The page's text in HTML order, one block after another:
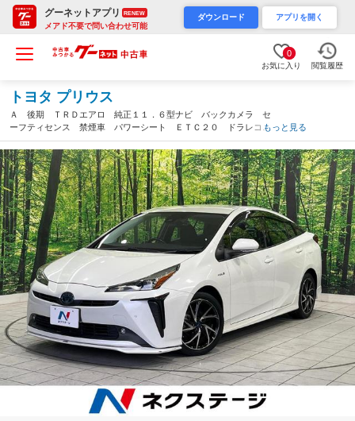
グーネットアプリ RENEW
メアド不要で問い合わせ可能
ダウンロード アプリを開く
0
お気に入り 閲覧履歴
トヨタ プリウス
Ａ 後期 ＴＲＤエアロ 純正１１．６型ナビ バックカメラ セ
ーフティセンス 禁煙車 パワーシート ＥＴＣ２０ ドラレコ
ブラインドスポットモニター ヘッドアップディスプレイ ＬＥＤ
ヘッド オートライト（神奈川県）
もっと見る